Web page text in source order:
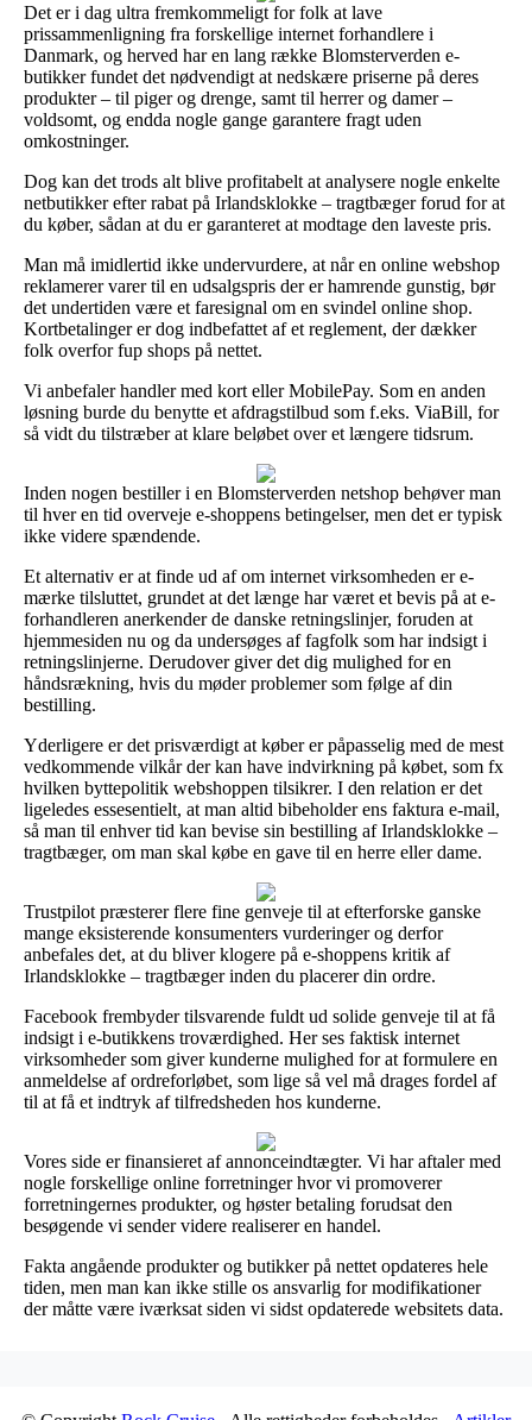
Det er i dag ultra fremkommeligt for folk at lave
prissammenligning fra forskellige internet forhandlere i
Danmark, og herved har en lang række Blomsterverden e-
butikker fundet det nødvendigt at nedskære priserne på deres
produkter – til piger og drenge, samt til herrer og damer –
voldsomt, og endda nogle gange garantere fragt uden
omkostninger.
Dog kan det trods alt blive profitabelt at analysere nogle enkelte
netbutikker efter rabat på Irlandsklokke – tragtbæger forud for at
du køber, sådan at du er garanteret at modtage den laveste pris.
Man må imidlertid ikke undervurdere, at når en online webshop
reklamerer varer til en udsalgspris der er hamrende gunstig, bør
det undertiden være et faresignal om en svindel online shop.
Kortbetalinger er dog indbefattet af et reglement, der dækker
folk overfor fup shops på nettet.
Vi anbefaler handler med kort eller MobilePay. Som en anden
løsning burde du benytte et afdragstilbud som f.eks. ViaBill, for
så vidt du tilstræber at klare beløbet over et længere tidsrum.
Inden nogen bestiller i en Blomsterverden netshop behøver man
til hver en tid overveje e-shoppens betingelser, men det er typisk
ikke videre spændende.
Et alternativ er at finde ud af om internet virksomheden er e-
mærke tilsluttet, grundet at det længe har været et bevis på at e-
forhandleren anerkender de danske retningslinjer, foruden at
hjemmesiden nu og da undersøges af fagfolk som har indsigt i
retningslinjerne. Derudover giver det dig mulighed for en
håndsrækning, hvis du møder problemer som følge af din
bestilling.
Yderligere er det prisværdigt at køber er påpasselig med de mest
vedkommende vilkår der kan have indvirkning på købet, som fx
hvilken byttepolitik webshoppen tilsikrer. I den relation er det
ligeledes essesentielt, at man altid bibeholder ens faktura e-mail,
så man til enhver tid kan bevise sin bestilling af Irlandsklokke –
tragtbæger, om man skal købe en gave til en herre eller dame.
Trustpilot præsterer flere fine genveje til at efterforske ganske
mange eksisterende konsumenters vurderinger og derfor
anbefales det, at du bliver klogere på e-shoppens kritik af
Irlandsklokke – tragtbæger inden du placerer din ordre.
Facebook frembyder tilsvarende fuldt ud solide genveje til at få
indsigt i e-butikkens troværdighed. Her ses faktisk internet
virksomheder som giver kunderne mulighed for at formulere en
anmeldelse af ordreforløbet, som lige så vel må drages fordel af
til at få et indtryk af tilfredsheden hos kunderne.
Vores side er finansieret af annonceindtægter. Vi har aftaler med
nogle forskellige online forretninger hvor vi promoverer
forretningernes produkter, og høster betaling forudsat den
besøgende vi sender videre realiserer en handel.
Fakta angående produkter og butikker på nettet opdateres hele
tiden, men man kan ikke stille os ansvarlig for modifikationer
der måtte være iværksat siden vi sidst opdaterede websitets data.